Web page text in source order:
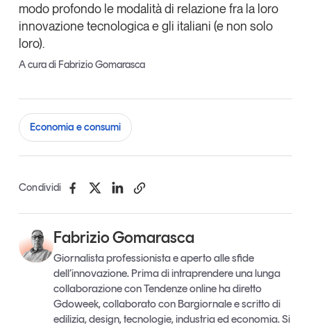
modo profondo le modalità di relazione fra la loro
innovazione tecnologica e gli italiani (e non solo
loro).
A cura di Fabrizio Gomarasca
Economia e consumi
Condividi
Fabrizio Gomarasca
Giornalista professionista e aperto alle sfide
dell’innovazione. Prima di intraprendere una lunga
collaborazione con Tendenze online ha diretto
Gdoweek, collaborato con Bargiornale e scritto di
edilizia, design, tecnologie, industria ed economia. Si